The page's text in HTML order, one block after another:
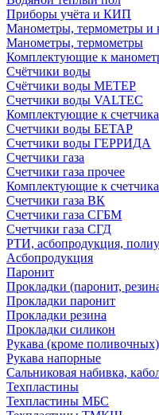
Приборы учёта и КИП
Манометры, термометры и
Манометры, термометры
Комплектующие к
Счётчики воды
Счётчики воды МЕТЕР
Счетчики воды VALTEC
Комплектующие к
Счетчики воды БЕТАР
Счетчики воды ГЕРРИДА
Счетчики газа
Счетчики газа прочее
Комплектующие к
Счетчики газа ВК
Счетчики газа СГБМ
Счетчики газа СГД
РТИ, асбопродукция,
Асбопродукция
Паронит
Прокладки (паронит,
Прокладки паронит
Прокладки резина
Прокладки силикон
Рукава (кроме поливочных)
Рукава напорные
Сальниковая набивка,
Техпластины
Техпластины МБС